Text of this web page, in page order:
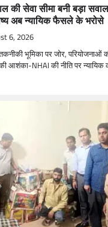
की सेवा सीमा बनी बड़ा
अब न्यायिक फैसले के भरोसे
6, 2026
भूमिका पर जोर, परियोजनाओं
की आशंका-NHAI की नीति पर